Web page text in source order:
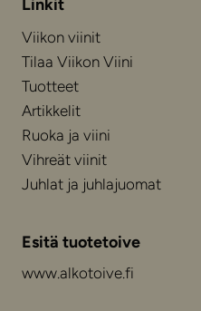
Linkit
Viikon viinit
Tilaa Viikon Viini
Tuotteet
Artikkelit
Ruoka ja viini
Vihreät viinit
Juhlat ja juhlajuomat
Esitä tuotetoive
www.alkotoive.fi